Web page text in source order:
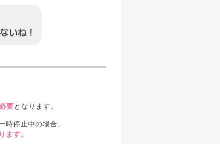
要となります。
停止中の場合、
ます。